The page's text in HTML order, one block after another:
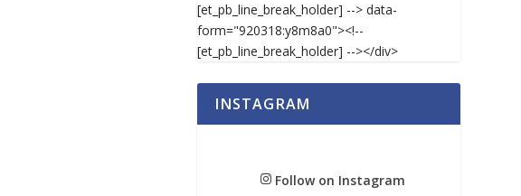
[et_pb_line_break_holder] --> data-
form="920318:y8m8a0"><!--
[et_pb_line_break_holder] --></div>
INSTAGRAM
Follow on Instagram